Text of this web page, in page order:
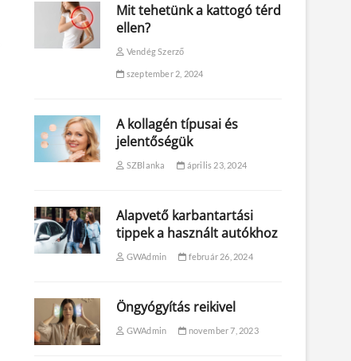
Mit tehetünk a kattogó térd
ellen?
Vendég Szerző
szeptember 2, 2024
A kollagén típusai és
jelentőségük
SZBlanka április 23, 2024
Alapvető karbantartási
tippek a használt autókhoz
GWAdmin február 26, 2024
Öngyógyítás reikivel
GWAdmin november 7, 2023